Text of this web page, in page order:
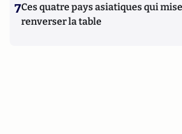
7Ces quatre pays asiatiques qui
renverser la table